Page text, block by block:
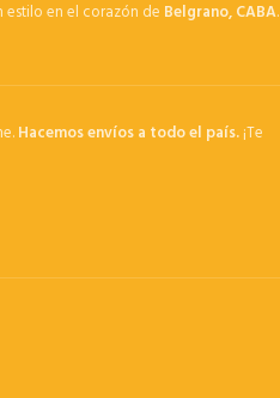
en el corazón de Belgrano, CABA.
Hacemos envíos a todo el país.¡Te